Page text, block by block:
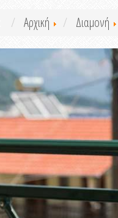
Αρχική Διαμονή